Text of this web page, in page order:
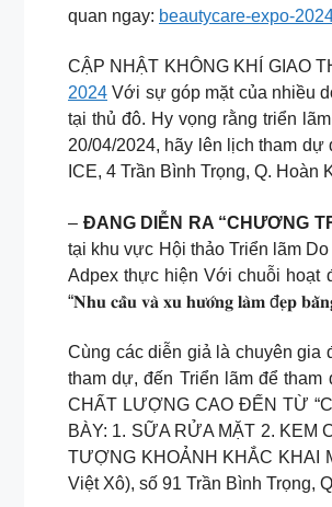
quan ngay: beautycare-expo-
CẬP NHẬT KHÔNG KHÍ GIAO
2024 Với sự góp mặt của nhiều
tại thủ đô. Hy vọng rằng triển
20/04/2024, hãy lên lịch tham dự
ICE, 4 Trần Bình Trọng, Q.
– ĐANG DIỄN RA “CHƯƠNG
tại khu vực Hội thảo Triển lãm
Adpex thực hiện Với chuỗi hoạt
“𝐍𝐡𝐮 𝐜𝐚̂̀𝐮 𝐯𝐚̀ 𝐱𝐮 𝐡𝐮̛𝐨̛́𝐧𝐠 𝐥𝐚̀𝐦 đ𝐞̣𝐩
Cùng các diễn giả là chuyên gia
tham dự, đến Triển lãm để
CHẤT LƯỢNG CAO ĐẾN TỪ
BÀY: 1. SỮA RỬA MẶT 2. KEM
TƯỢNG KHOẢNH KHẮC KHAI
Việt Xô), số 91 Trần Bình Trọng,